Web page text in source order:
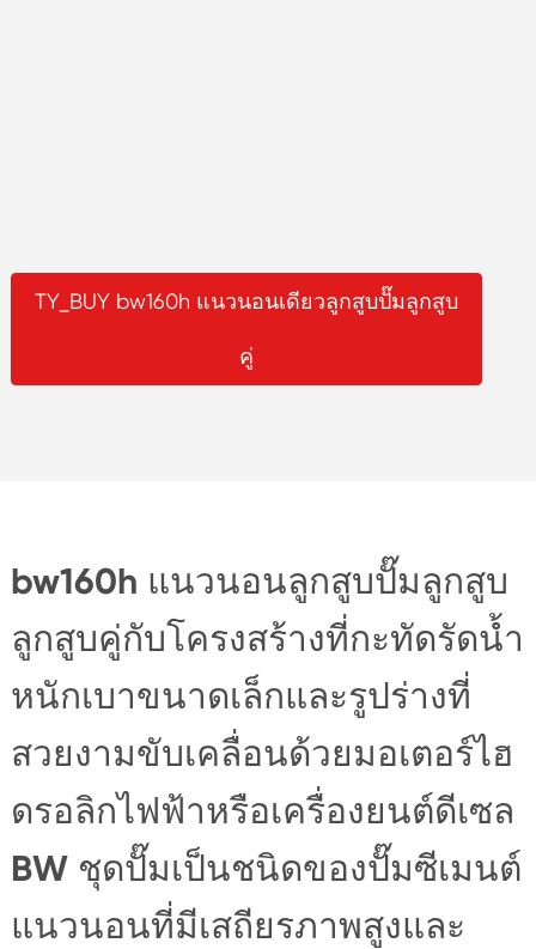
TY_BUY bw160h แนวนอนเดียวลูกสูบปั๊มลูกสูบ
คู่
bw160h แนวนอนลูกสูบปั๊มลูกสูบ
ลูกสูบคู่กับโครงสร้างที่กะทัดรัดน้ำ
หนักเบาขนาดเล็กและรูปร่างที่
สวยงามขับเคลื่อนด้วยมอเตอร์ไฮ
ดรอลิกไฟฟ้าหรือเครื่องยนต์ดีเซล
BW ชุดปั๊มเป็นชนิดของปั๊มซีเมนต์
แนวนอนที่มีเสถียรภาพสูงและ